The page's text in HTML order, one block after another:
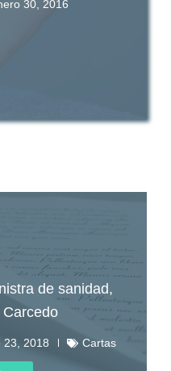
30, 2016
de sanidad,
23, 2018 Cartas